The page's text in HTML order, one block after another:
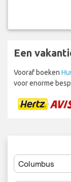
Een
Vooraf boeken
voor enorme